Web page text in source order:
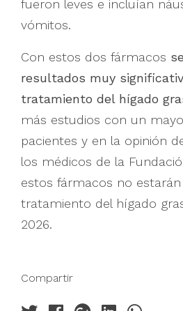
fueron leves e incluían
vómitos.
Con estos dos fármacos
resultados muy
tratamiento del hígado
más estudios con un
pacientes y en la opinión
los médicos de la
estos fármacos no
tratamiento del hígado
2026.
Compartir